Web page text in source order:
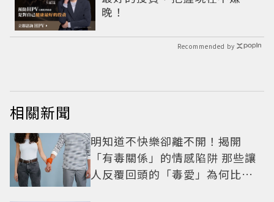
晚！
Recommended by
相關新聞
明知道不快樂卻離不開！揭開
「有毒關係」的情感陷阱 那些讓
人反覆回頭的「毒愛」為何比菸